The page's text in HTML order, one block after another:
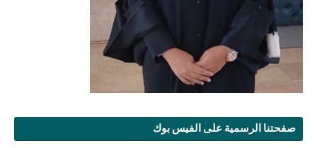
صفحتنا الرسمية على الفيس بوك